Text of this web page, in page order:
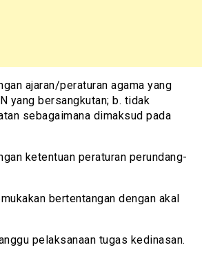
ajaran/peraturan agama yang
yang bersangkutan; b. tidak
sebagaimana dimaksud pada
ketentuan peraturan perundang-
bertentangan dengan akal
pelaksanaan tugas kedinasan.